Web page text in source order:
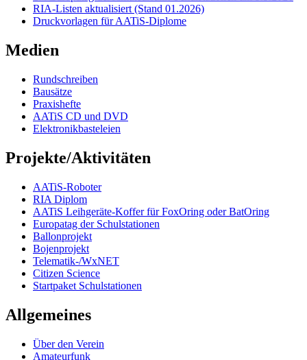
RIA-Listen aktualisiert (Stand 01.2026)
Druckvorlagen für AATiS-Diplome
Medien
Rundschreiben
Bausätze
Praxishefte
AATiS CD und DVD
Elektronikbasteleien
Projekte/Aktivitäten
AATiS-Roboter
RIA Diplom
AATiS Leihgeräte-Koffer für FoxOring oder BatOring
Europatag der Schulstationen
Ballonprojekt
Bojenprojekt
Telematik-/WxNET
Citizen Science
Startpaket Schulstationen
Allgemeines
Über den Verein
Amateurfunk